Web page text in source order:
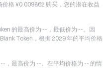
格 ¥0.009862 购买，您的潜在收益
的最高价为 --，最低价为 --。因
Token，根据 2029 年的平均价格
，最高价为 --。在平均价格为 -- 的情